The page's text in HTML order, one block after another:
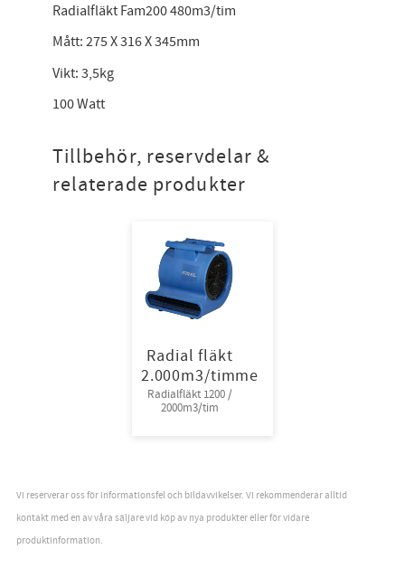
Radialfläkt Fam200 480m3/tim
Mått: 275 X 316 X 345mm
Vikt: 3,5kg
100 Watt
Tillbehör, reservdelar &
relaterade produkter
Radial fläkt
2.000m3/timme
Radialfläkt 1200 /
2000m3/tim
Vi reserverar oss för informationsfel och bildavvikelser. Vi rekommenderar alltid
kontakt med en av våra säljare vid köp av nya produkter eller för vidare
produktinformation.